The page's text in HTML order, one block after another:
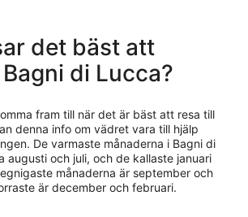
det bäst att
di Lucca?
fram till när det är bäst att resa till
denna info om vädret vara till hjälp
De varmaste månaderna i Bagni di
augusti och juli, och de kallaste januari
månaderna är september och
är december och februari.